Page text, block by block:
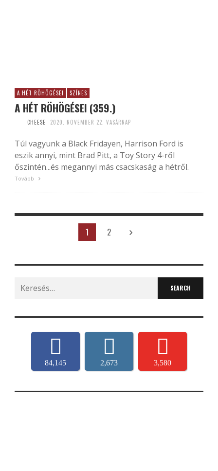
A HÉT RÖHÖGÉSEI SZÍNES
A HÉT RÖHÖGÉSEI (359.)
CHEESE 2020. NOVEMBER 22. VASÁRNAP
Túl vagyunk a Black Fridayen, Harrison Ford is
eszik annyi, mint Brad Pitt, a Toy Story 4-ről
őszintén...és megannyi más csacskaság a hétről.
Tovább
1 2
Search
for:
84,145 2,673 3,580